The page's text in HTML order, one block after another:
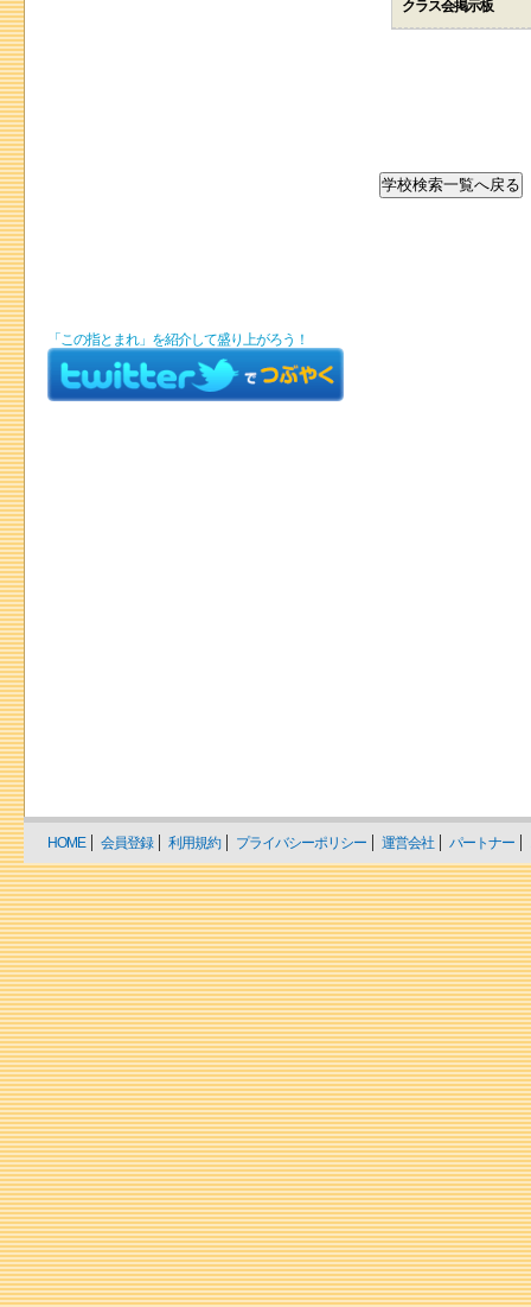
クラス会掲示板
「この指とまれ」を紹介して盛り上がろう！
HOME 会員登録 利用規約 プライバシーポリシー 運営会社 パートナー